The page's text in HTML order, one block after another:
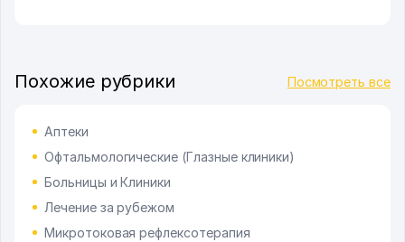
Похожие рубрики Посмотреть все
Аптеки
Офтальмологические (Глазные клиники)
Больницы и Клиники
Лечение за рубежом
Микротоковая рефлексотерапия